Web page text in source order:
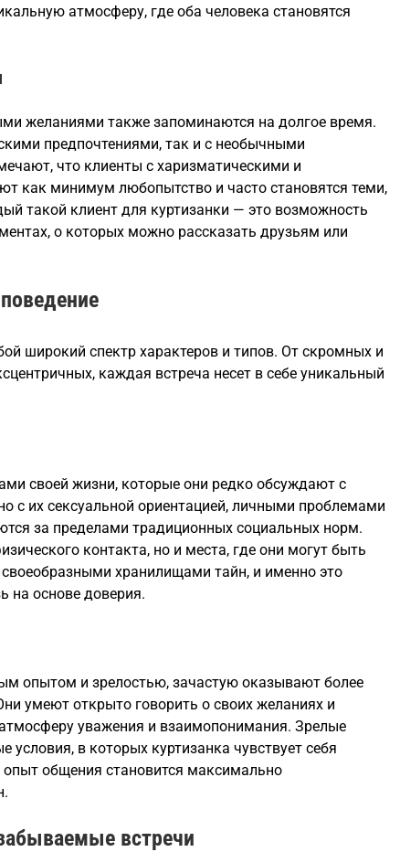
атмосферу, где оба человека становятся
желаниями также запоминаются на долгое время.
предпочтениями, так и с необычными
что клиенты с харизматическими и
как минимум любопытство и часто становятся теми,
такой клиент для куртизанки — это возможность
о которых можно рассказать друзьям или
широкий спектр характеров и типов. От скромных и
каждая встреча несет в себе уникальный
своей жизни, которые они редко обсуждают с
их сексуальной ориентацией, личными проблемами
за пределами традиционных социальных норм.
контакта, но и места, где они могут быть
хранилищами тайн, и именно это
на основе доверия.
опытом и зрелостью, зачастую оказывают более
умеют открыто говорить о своих желаниях и
уважения и взаимопонимания. Зрелые
в которых куртизанка чувствует себя
опыт общения становится максимально
встречи